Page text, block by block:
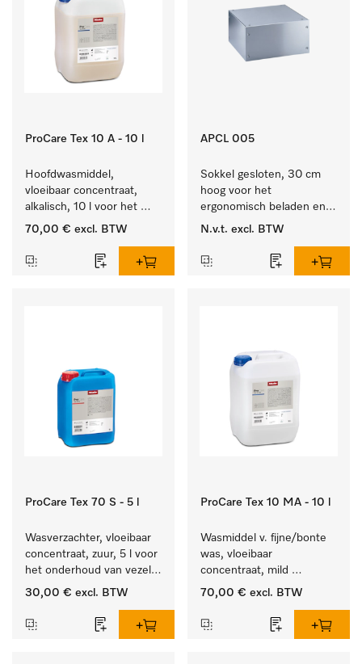
ProCare Tex 10 A - 10 l
Hoofdwasmiddel,
vloeibaar concentraat,
alkalisch, 10 l voor het
reinigen van wit wasgoed
70,00 € excl. BTW
APCL 005
Sokkel gesloten, 30 cm
hoog voor het
ergonomisch beladen en
legen van de wasmachine
N.v.t. excl. BTW
ProCare Tex 70 S - 5 l
Wasverzachter, vloeibaar
concentraat, zuur, 5 l voor
het onderhoud van vezels
zodat het textiel lang
30,00 € excl. BTW
ProCare Tex 10 MA - 10 l
Wasmiddel v. fijne/bonte
was, vloeibaar
concentraat, mild
alkalisch, 10 l voor het
en gevoelig textiel.
70,00 € excl. BTW